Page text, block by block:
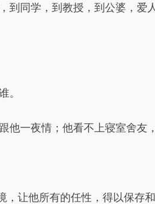
同学，到教授，到公婆，爱
。
一夜情；他看不上寝室舍友
让他所有的任性，得以保存和